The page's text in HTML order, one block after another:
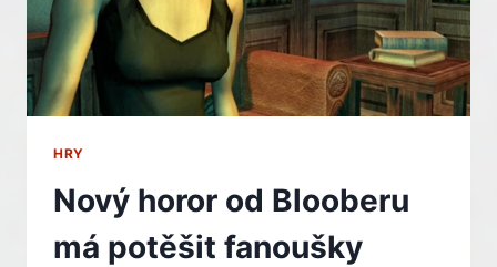
HRY
Nový horor od Blooberu
má potěšit fanoušky